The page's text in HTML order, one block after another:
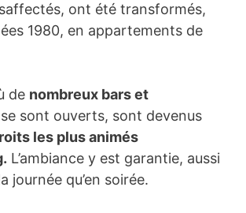
ont été transformés,
1980, en appartements de
de nombreux bars et
se sont ouverts, sont devenus
les plus animés
L’ambiance y est garantie, aussi
journée qu’en soirée.